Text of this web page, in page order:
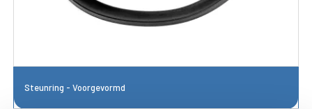
Steunring - Voorgevormd